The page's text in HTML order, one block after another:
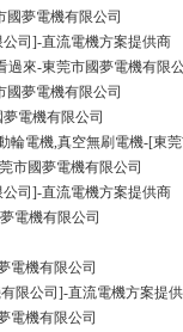
國夢電機有限公司
司]-直流電機方案提供商
過來-東莞市國夢電機有限
國夢電機有限公司
電機有限公司
輪電機,真空無刷電機-[東
市國夢電機有限公司
司]-直流電機方案提供商
電機有限公司
電機有限公司
限公司]-直流電機方案提
電機有限公司